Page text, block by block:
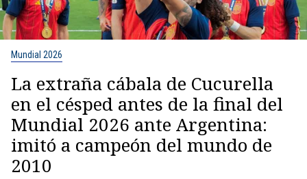
Mundial 2026
La extraña cábala de Cucurella
en el césped antes de la final del
Mundial 2026 ante Argentina:
imitó a campeón del mundo de
2010